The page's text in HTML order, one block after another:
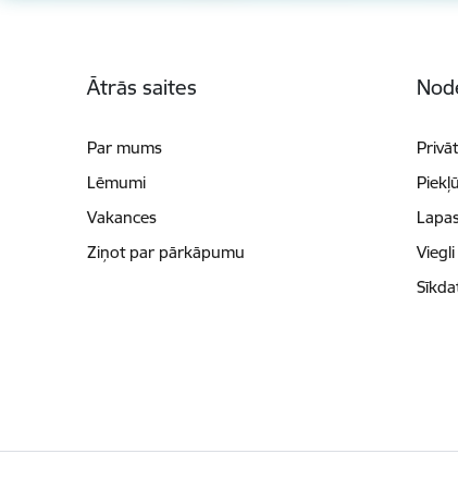
Ātrās saites
Par mums
Lēmumi
Vakances
Ziņot par pārkāpumu